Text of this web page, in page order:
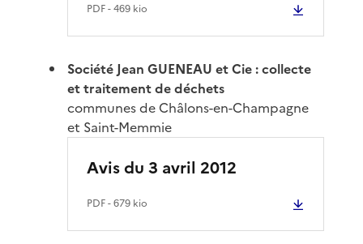
PDF- 469 kio
Société Jean GUENEAU et Cie : collecte
et traitement de déchets
communes de Châlons-en-Champagne
et Saint-Memmie
Avis du 3 avril 2012
PDF- 679 kio